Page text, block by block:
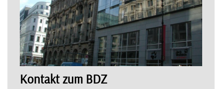
Kontakt zum BDZ